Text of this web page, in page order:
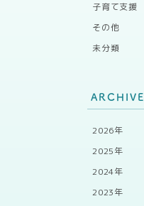
子育て支援
その他
未分類
ARCHIVE
2026年
2025年
2024年
2023年